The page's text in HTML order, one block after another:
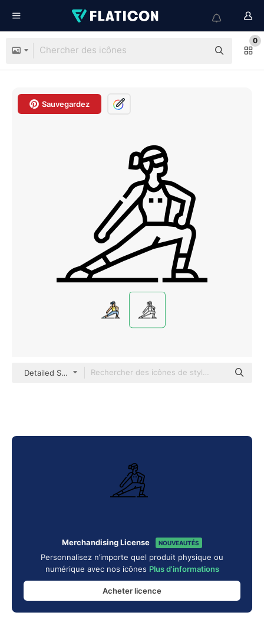
0
Sauvegardez
Detailed Straight Lineal
Merchandising License NOUVEAUTÉS
Personnalisez n’importe quel produit physique ou
numérique avec nos icônes Plus d'informations
Acheter licence